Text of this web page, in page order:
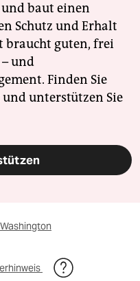
baut einen
Schutz und Erhalt
braucht guten, frei
und
Finden Sie
und unterstützen Sie